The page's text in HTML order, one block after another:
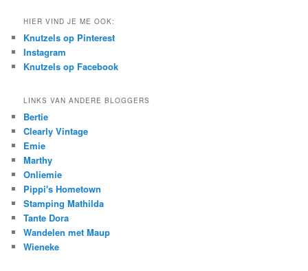
HIER VIND JE ME OOK:
Knutzels op Pinterest
Instagram
Knutzels op Facebook
LINKS VAN ANDERE BLOGGERS
Bertie
Clearly Vintage
Emie
Marthy
Onliemie
Pippi's Hometown
Stamping Mathilda
Tante Dora
Wandelen met Maup
Wieneke